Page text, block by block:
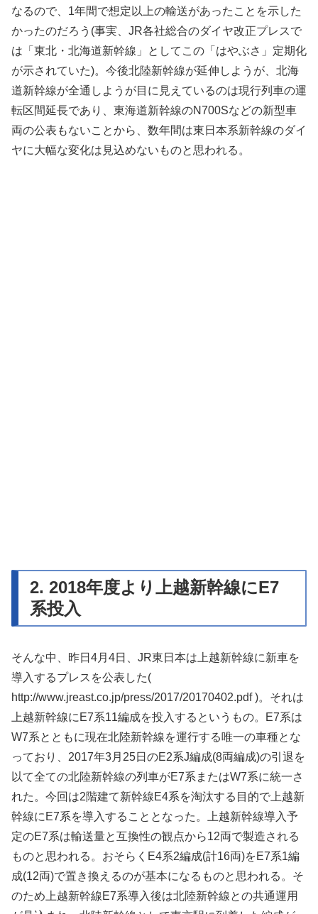
なるので、1年間で想定以上の輸送があったことを示した
かったのだろう(事実、JR各社総合のダイヤ改正プレスで
は「東北・北海道新幹線」としてこの「はやぶさ」定期化
が示されていた)。今後北陸新幹線が延伸しようが、北海
道新幹線が全通しようが目に見えているのは現行列車の運
転区間延長であり、東海道新幹線のN700Sなどの新型車
両の公表もないことから、数年間は東日本系新幹線のダイ
ヤに大幅な変化は見込めないものと思われる。
2. 2018年度より上越新幹線にE7
系投入
そんな中、昨日4月4日、JR東日本は上越新幹線に新車を
導入するプレスを公表した(
http://www.jreast.co.jp/press/2017/20170402.pdf )。それは
上越新幹線にE7系11編成を投入するというもの。E7系は
W7系とともに現在北陸新幹線を運行する唯一の車種とな
っており、2017年3月25日のE2系J編成(8両編成)の引退を
以て全ての北陸新幹線の列車がE7系またはW7系に統一さ
れた。今回は2階建て新幹線E4系を淘汰する目的で上越新
幹線にE7系を導入することとなった。上越新幹線導入予
定のE7系は輸送量と互換性の観点から12両で製造される
ものと思われる。おそらくE4系2編成(計16両)をE7系1編
成(12両)で置き換えるのが基本になるものと思われる。そ
のため上越新幹線E7系導入後は北陸新幹線との共通運用